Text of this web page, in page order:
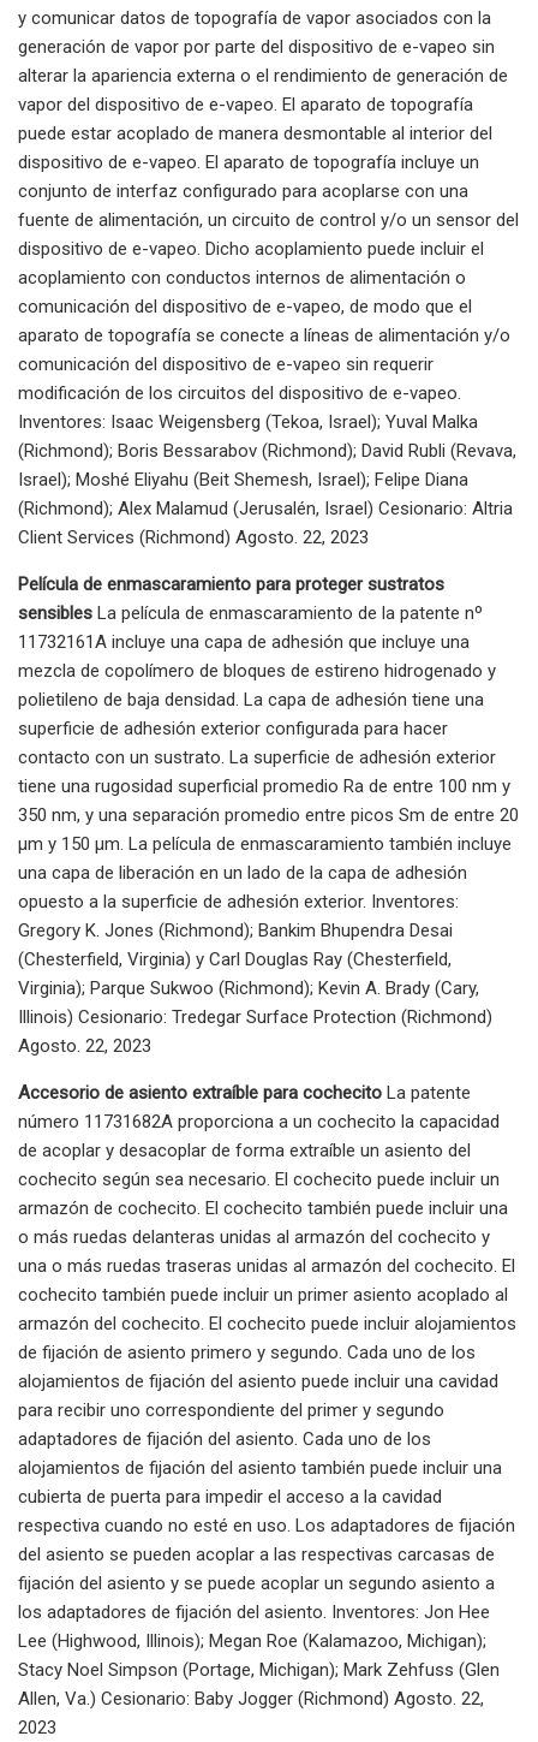
y comunicar datos de topografía de vapor asociados con la
generación de vapor por parte del dispositivo de e-vapeo sin
alterar la apariencia externa o el rendimiento de generación de
vapor del dispositivo de e-vapeo. El aparato de topografía
puede estar acoplado de manera desmontable al interior del
dispositivo de e-vapeo. El aparato de topografía incluye un
conjunto de interfaz configurado para acoplarse con una
fuente de alimentación, un circuito de control y/o un sensor del
dispositivo de e-vapeo. Dicho acoplamiento puede incluir el
acoplamiento con conductos internos de alimentación o
comunicación del dispositivo de e-vapeo, de modo que el
aparato de topografía se conecte a líneas de alimentación y/o
comunicación del dispositivo de e-vapeo sin requerir
modificación de los circuitos del dispositivo de e-vapeo.
Inventores: Isaac Weigensberg (Tekoa, Israel); Yuval Malka
(Richmond); Boris Bessarabov (Richmond); David Rubli (Revava,
Israel); Moshé Eliyahu (Beit Shemesh, Israel); Felipe Diana
(Richmond); Alex Malamud (Jerusalén, Israel) Cesionario: Altria
Client Services (Richmond) Agosto. 22, 2023
Película de enmascaramiento para proteger sustratos
sensibles La película de enmascaramiento de la patente nº
11732161A incluye una capa de adhesión que incluye una
mezcla de copolímero de bloques de estireno hidrogenado y
polietileno de baja densidad. La capa de adhesión tiene una
superficie de adhesión exterior configurada para hacer
contacto con un sustrato. La superficie de adhesión exterior
tiene una rugosidad superficial promedio Ra de entre 100 nm y
350 nm, y una separación promedio entre picos Sm de entre 20
µm y 150 µm. La película de enmascaramiento también incluye
una capa de liberación en un lado de la capa de adhesión
opuesto a la superficie de adhesión exterior. Inventores:
Gregory K. Jones (Richmond); Bankim Bhupendra Desai
(Chesterfield, Virginia) y Carl Douglas Ray (Chesterfield,
Virginia); Parque Sukwoo (Richmond); Kevin A. Brady (Cary,
Illinois) Cesionario: Tredegar Surface Protection (Richmond)
Agosto. 22, 2023
Accesorio de asiento extraíble para cochecito La patente
número 11731682A proporciona a un cochecito la capacidad
de acoplar y desacoplar de forma extraíble un asiento del
cochecito según sea necesario. El cochecito puede incluir un
armazón de cochecito. El cochecito también puede incluir una
o más ruedas delanteras unidas al armazón del cochecito y
una o más ruedas traseras unidas al armazón del cochecito. El
cochecito también puede incluir un primer asiento acoplado al
armazón del cochecito. El cochecito puede incluir alojamientos
de fijación de asiento primero y segundo. Cada uno de los
alojamientos de fijación del asiento puede incluir una cavidad
para recibir uno correspondiente del primer y segundo
adaptadores de fijación del asiento. Cada uno de los
alojamientos de fijación del asiento también puede incluir una
cubierta de puerta para impedir el acceso a la cavidad
respectiva cuando no esté en uso. Los adaptadores de fijación
del asiento se pueden acoplar a las respectivas carcasas de
fijación del asiento y se puede acoplar un segundo asiento a
los adaptadores de fijación del asiento. Inventores: Jon Hee
Lee (Highwood, Illinois); Megan Roe (Kalamazoo, Michigan);
Stacy Noel Simpson (Portage, Michigan); Mark Zehfuss (Glen
Allen, Va.) Cesionario: Baby Jogger (Richmond) Agosto. 22,
2023